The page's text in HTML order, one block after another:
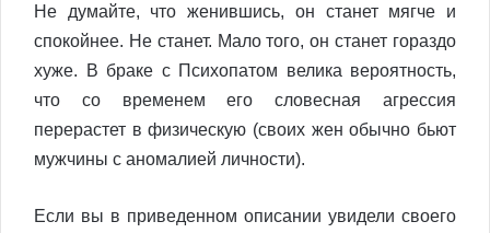
Не думайте, что женившись, он станет мягче и
спокойнее. Не станет. Мало того, он станет гораздо
хуже. В браке с Психопатом велика вероятность,
что со временем его словесная агрессия
перерастет в физическую (своих жен обычно бьют
мужчины с аномалией личности).
Если вы в приведенном описании увидели своего